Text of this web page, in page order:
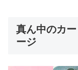
真ん中のカ
ージ